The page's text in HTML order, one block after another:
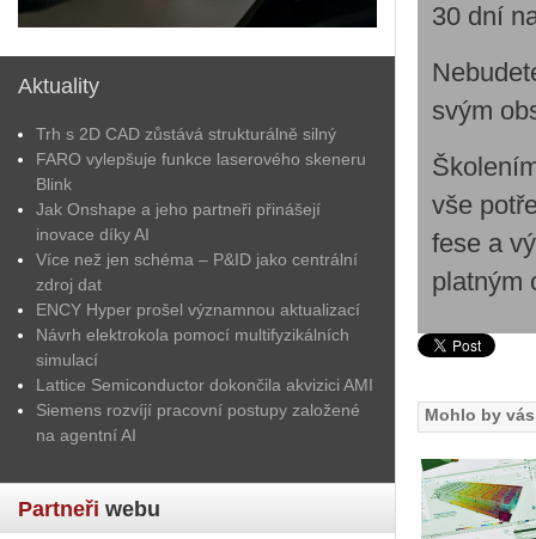
Aktuality
Trh s 2D CAD zůstává strukturálně silný
FARO vylepšuje funkce laserového skeneru
Blink
Jak Onshape a jeho partneři přinášejí
inovace díky AI
Více než jen schéma – P&ID jako centrální
zdroj dat
ENCY Hyper prošel významnou aktualizací
Návrh elektrokola pomocí multifyzikálních
simulací
Lattice Semiconductor dokončila akvizici AMI
Siemens rozvíjí pracovní postupy založené
na agentní AI
Partneři webu
30 dní
svým
vše
fe­se a
plat­ným
Mohlo by